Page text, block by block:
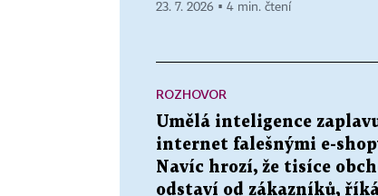
23. 7. 2026 ▪ 4 min. čtení
ROZHOVOR
Umělá inteligence
internet falešnými e-
Navíc hrozí, že tisíce
odstaví od zákazníků,